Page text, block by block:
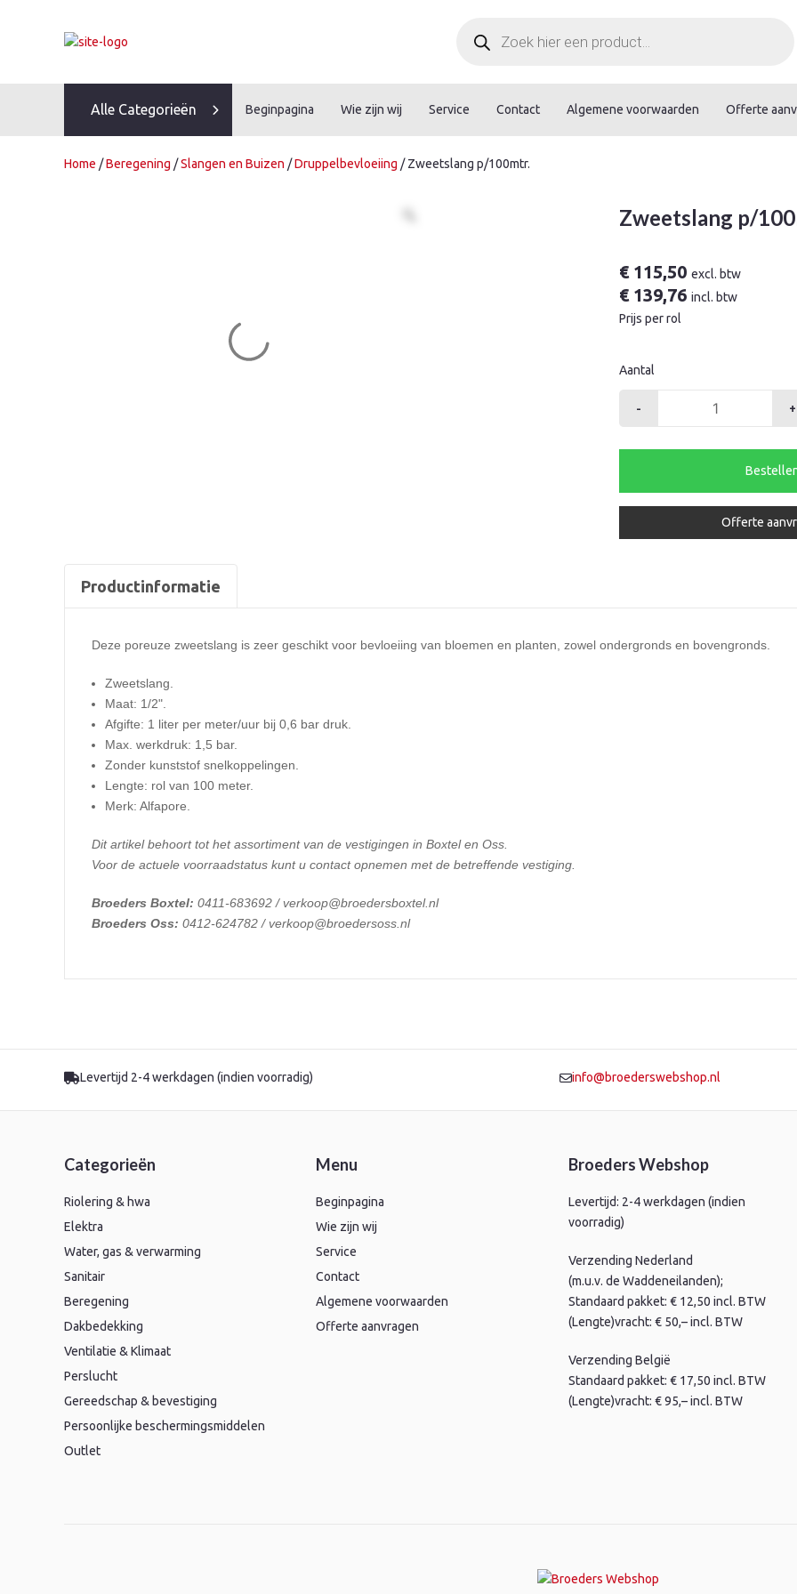
zoeken
Alle Categorieën Beginpagina Wie zijn wij Service Contact Algemene voorwaarden Offerte
Home /Beregening /Slangen en Buizen /Druppelbevloeiing / Zweetslang p/100mtr.
Zweetslang p/
€115,50 excl. btw
€139,76 incl. btw
Prijs per rol
Aantal
- +
Offerte
Productinformatie
Deze poreuze zweetslang is zeer geschikt voor bevloeiing van bloemen en planten, zowel ondergronds en bovengronds.
Zweetslang.
Maat: 1/2".
Afgifte: 1 liter per meter/uur bij 0,6 bar druk.
Max. werkdruk: 1,5 bar.
Zonder kunststof snelkoppelingen.
Lengte: rol van 100 meter.
Merk: Alfapore.
Dit artikel behoort tot het assortiment van de vestigingen in Boxtel en Oss.
Voor de actuele voorraadstatus kunt u contact opnemen met de betreffende vestiging.
Broeders Boxtel: 0411-683692 / verkoop@broedersboxtel.nl
Broeders Oss: 0412-624782 / verkoop@broedersoss.nl
Levertijd 2-4 werkdagen (indien voorradig) info@broederswebshop.nl
Categorieën
Riolering & hwa
Elektra
Water, gas & verwarming
Sanitair
Beregening
Dakbedekking
Ventilatie & Klimaat
Perslucht
Gereedschap & bevestiging
Persoonlijke beschermingsmiddelen
Outlet
Menu
Beginpagina
Wie zijn wij
Service
Contact
Algemene voorwaarden
Offerte aanvragen
Broeders Webshop
Levertijd: 2-4 werkdagen (indien
voorradig)
Verzending Nederland
(m.u.v. de Waddeneilanden);
Standaard pakket: € 12,50 incl. BTW
(Lengte)vracht: € 50,– incl. BTW
Verzending België
Standaard pakket: € 17,50 incl. BTW
(Lengte)vracht: € 95,– incl. BTW